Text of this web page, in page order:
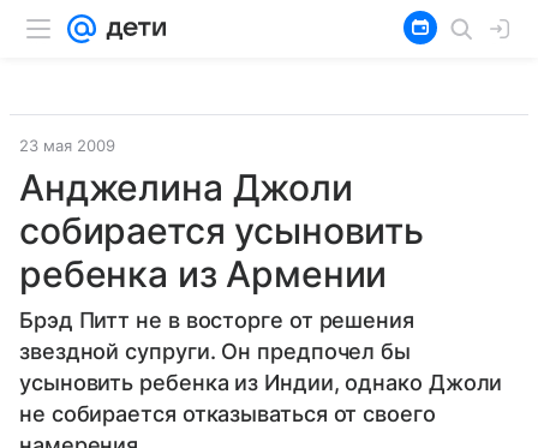
23 мая 2009
Анджелина Джоли
собирается усыновить
ребенка из Армении
Брэд Питт не в восторге от решения
звездной супруги. Он предпочел бы
усыновить ребенка из Индии, однако Джоли
не собирается отказываться от своего